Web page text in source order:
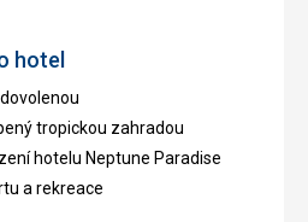
hotel
tropickou zahradou
hotelu Neptune Paradise
a rekreace